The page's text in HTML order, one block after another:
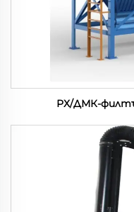
РХ/ДМК-